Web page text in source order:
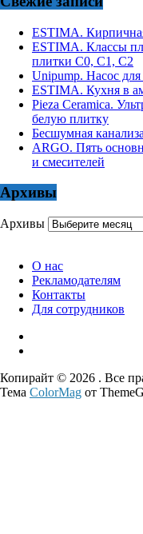
ESTIMA.
ESTIMA. Классы
плитки С0, С1, С2
Unipump. Насос
ESTIMA. Кухня в
Pieza Ceramica.
белую плитку
Бесшумная
ARGO. Пять
и смесителей
Архивы
Архивы
О нас
Рекламодателям
Контакты
Для сотрудников
Копирайт © 2026 . Все
Тема ColorMag от